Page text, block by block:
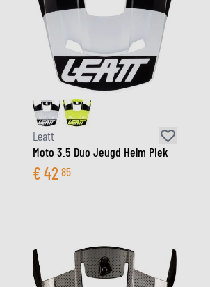
Leatt
Moto 3.5 Duo Jeugd Helm Piek
€42 85